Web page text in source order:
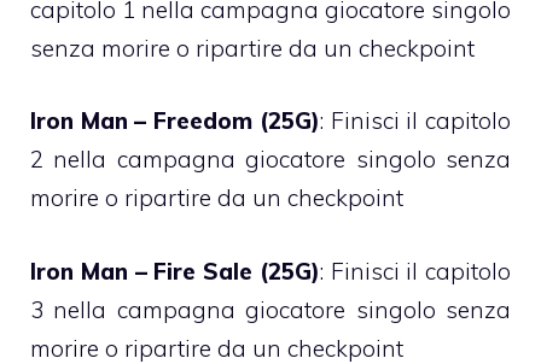
capitolo 1 nella campagna giocatore singolo
senza morire o ripartire da un checkpoint
Iron Man – Freedom (25G): Finisci il capitolo
2 nella campagna giocatore singolo senza
morire o ripartire da un checkpoint
Iron Man – Fire Sale (25G): Finisci il capitolo
3 nella campagna giocatore singolo senza
morire o ripartire da un checkpoint